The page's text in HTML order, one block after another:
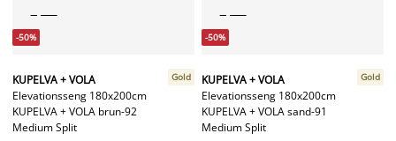
-50%
KUPELVA + VOLA
Elevationsseng 180x200cm
KUPELVA + VOLA brun-92
Medium Split
Gold
-50%
KUPELVA + VOLA
Elevationsseng 180x200cm
KUPELVA + VOLA sand-91
Medium Split
Gold